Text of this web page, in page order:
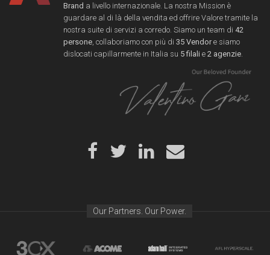
Brand a livello internazionale. La nostra Mission è
guardare al di là della vendita ed offrire Valore tramite la
nostra suite di servizi a corredo. Siamo un team di 42
persone , collaboriamo con più di 35 Vendore siamo
dislocati capillarmente in Italia su 5 filali e 2 agenzie